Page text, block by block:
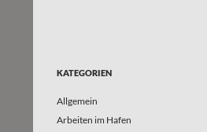
KATEGORIEN
Allgemein
Arbeiten im Hafen